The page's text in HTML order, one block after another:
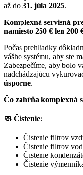
až do 31. júla 2025.
Komplexná servisná
namiesto 250 € len 200
Počas prehliadky
vášho systému, aby ste
Zabezpečíme, aby bolo
nadchádzajúcu
úsporne.
Čo zahŕňa komplexná
🧼 Čistenie:
Čistenie filtrov
Čistenie filtrov
Čistenie
Čistenie